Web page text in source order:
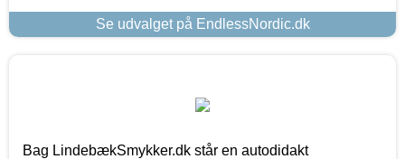
Se udvalget på EndlessNordic.dk
Bag LindebækSmykker.dk står en autodidakt